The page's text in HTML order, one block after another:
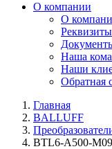
О компании
О
Реквизиты
Наша
Наши
Обратная
Главная
BALLUFF
BTL6-A500-